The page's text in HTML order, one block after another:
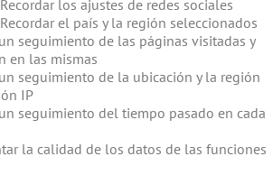
los ajustes de redes sociales
el país y la región seleccionados
seguimiento de las páginas visitadas y
en las mismas
seguimiento de la ubicación y la región
IP
seguimiento del tiempo pasado en cada
la calidad de los datos de las funciones